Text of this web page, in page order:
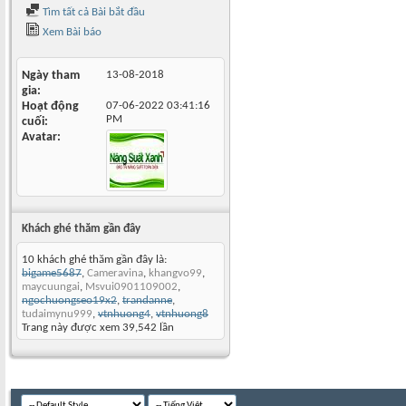
Tìm tất cả Bài bắt đầu
Xem Bài báo
Ngày tham
gia
13-08-2018
Hoạt động
cuối
07-06-2022 03:41:16
PM
Avatar
Khách ghé thăm gần đây
10 khách ghé thăm gần đây là:
bigame5687, Cameravina, khangvo99,
maycuungai, Msvui0901109002,
ngochuongseo19x2, trandanne,
tudaimynu999, vtnhuong4, vtnhuong8
Trang này được xem 39,542 lần